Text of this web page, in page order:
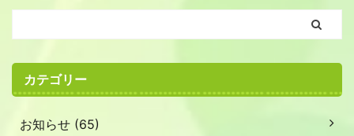
カテゴリー
お知らせ (65)